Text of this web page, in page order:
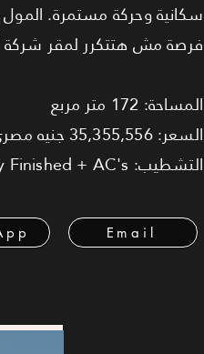
فرصة مش هتتكرر لمقر شركة
المساحة: 172 متر مربع
السعر: 35,355,556 جنيه مصري
التشطيب: Fully Finished + AC's
Email